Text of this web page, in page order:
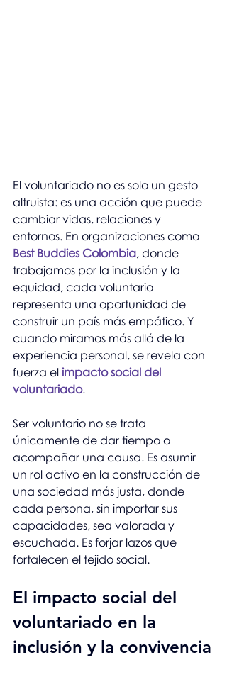
El voluntariado no es solo un gesto
altruista: es una acción que puede
cambiar vidas, relaciones y
entornos. En organizaciones como
Best Buddies Colombia, donde
trabajamos por la inclusión y la
equidad, cada voluntario
representa una oportunidad de
construir un país más empático. Y
cuando miramos más allá de la
experiencia personal, se revela con
fuerza el impacto social del
voluntariado.
Ser voluntario no se trata
únicamente de dar tiempo o
acompañar una causa. Es asumir
un rol activo en la construcción de
una sociedad más justa, donde
cada persona, sin importar sus
capacidades, sea valorada y
escuchada. Es forjar lazos que
fortalecen el tejido social.
El impacto social del
voluntariado en la
inclusión y la convivencia